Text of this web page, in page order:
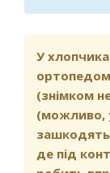
У
(знімком
(можливо,
зашкодять
де під